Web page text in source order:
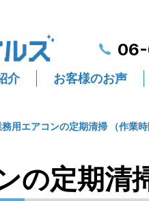
介 お客様のお声
務用エアコンの定期清掃 （作業
の定期